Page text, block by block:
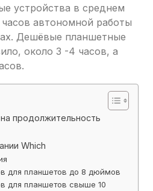
устройства в среднем
автономной работы
Дешёвые планшетные
около 3 -4 часов, а
продолжительность
Which
для планшетов до 8 дюймов
для планшетов свыше 10